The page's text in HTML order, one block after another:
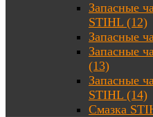
Запасные
STIHL (12)
Запасные
Запасные
(13)
Запасные
STIHL (14)
Смазка